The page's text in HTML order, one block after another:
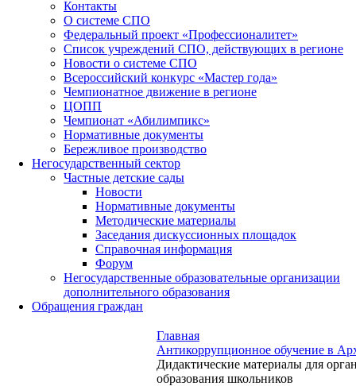
Контакты
О системе СПО
Федеральный проект «Профессионалитет»
Список учреждений СПО, действующих в регионе
Новости о системе СПО
Всероссийский конкурс «Мастер года»
Чемпионатное движение в регионе
ЦОПП
Чемпионат «Абилимпикс»
Нормативные документы
Бережливое производство
Негосударственный сектор
Частные детские сады
Новости
Нормативные документы
Методические материалы
Заседания дискуссионных площадок
Справочная информация
Форум
Негосударственные образовательные организации
дополнительного образования
Обращения граждан
Главная
Антикоррупционное обучение в
Дидактические материалы для
образования школьников